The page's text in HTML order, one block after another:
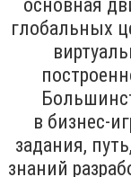
основная
глобальных
в бизнес-
задания,
знаний